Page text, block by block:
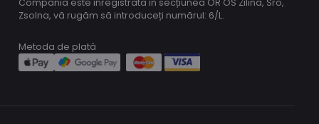
Zsolna, vă rugăm să introduceți numărul: 6/L.
Metoda de plată